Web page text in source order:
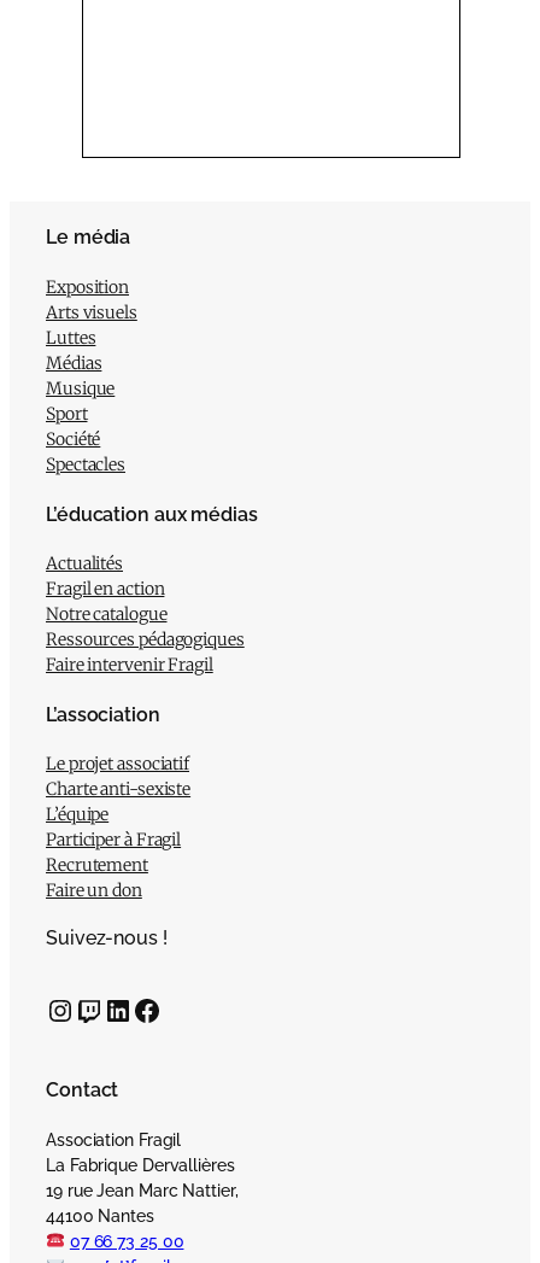
Le média
Exposition
Arts visuels
Luttes
Médias
Musique
Sport
Société
Spectacles
L’éducation aux médias
Actualités
Fragil en action
Notre catalogue
Ressources pédagogiques
Faire intervenir Fragil
L’association
Le projet associatif
Charte anti-sexiste
L’équipe
Participer à Fragil
Recrutement
Faire un don
Suivez-nous !
InstagramTwitch LinkedIn Facebook
Contact
Association Fragil
La Fabrique Dervallières
19 rue Jean Marc Nattier,
44100 Nantes
07 66 73 25 00